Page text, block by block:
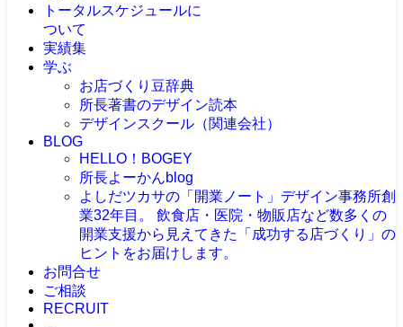
トータルスケジュールに
ついて
実績集
学ぶ
お店づくり豆辞典
所長著書のデザイン読本
デザインスクール（関連会社）
BLOG
HELLO！BOGEY
所長よーかんblog
よしだツカサの「開業ノート」 デザイン事務所創
業32年目。 飲食店・医院・物販店など数多くの
開業支援から見えてきた「成功する店づくり」の
ヒントをお届けします。
お問合せ
ご相談
RECRUIT